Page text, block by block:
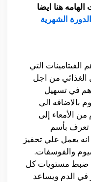
هنا ايضا
الشهرية
الفيتامينات التي
الغذائي من اجل
في تسهيل
بالاضافه الي
الأمعاء إلى
تعرف بأسم
انه يعمل علي تحفيز
والفوسفات.
ضبط مستويات كل
في الدم ويساعد